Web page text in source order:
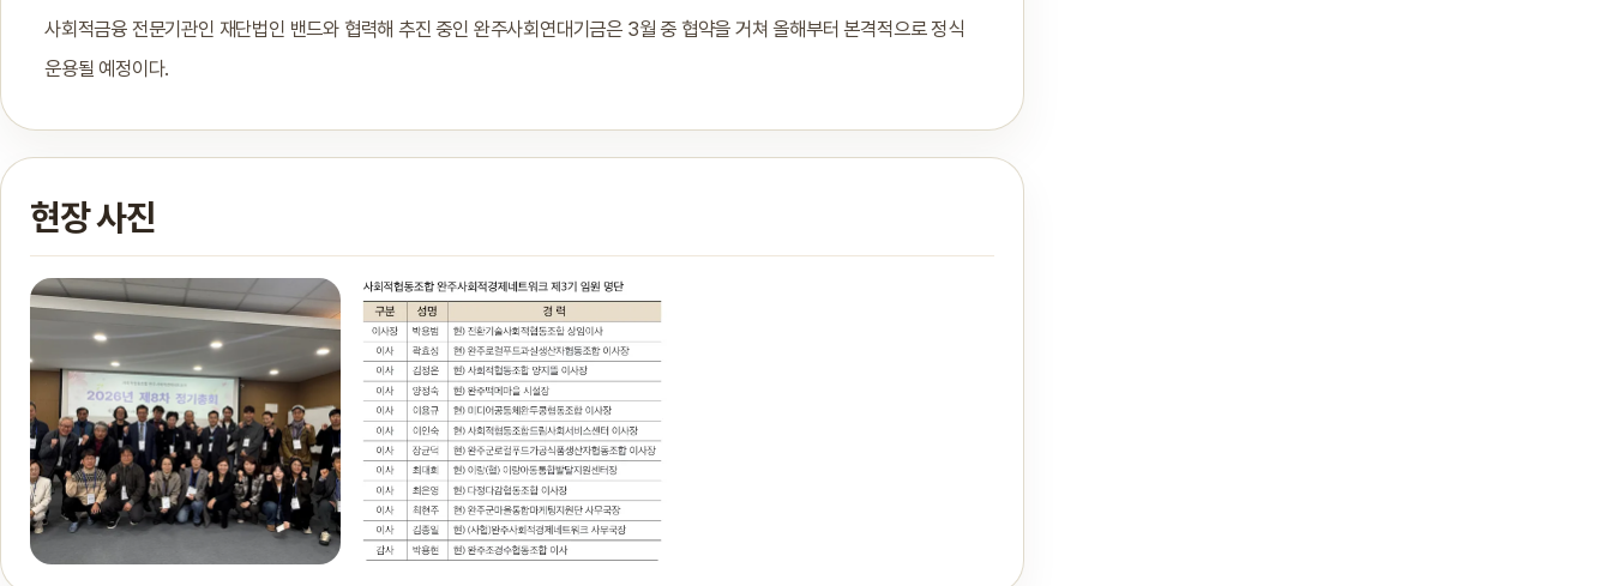
사회적금융 전문기관인 재단법인 밴드와 협력해 추진 중인 완주사회연대기금은 3월 중 협약을 거쳐 올해부터 본격적으로 정식
운용될 예정이다.
현장 사진